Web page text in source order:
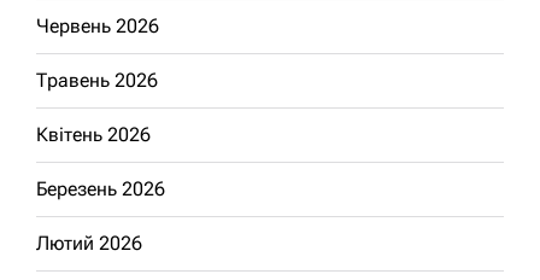
Червень 2026
Травень 2026
Квітень 2026
Березень 2026
Лютий 2026